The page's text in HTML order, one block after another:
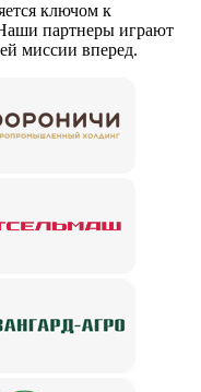
ключом к
партнеры играют
миссии вперед.